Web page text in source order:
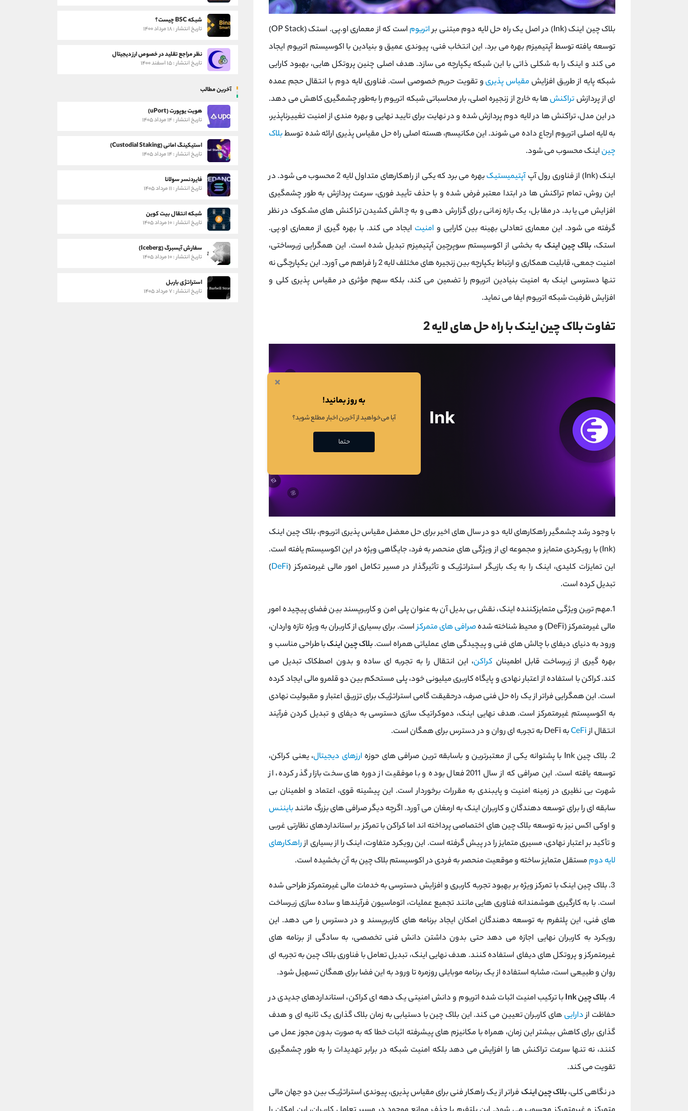
بلاک چین اینک (Ink) در اصل یک راه‌ حل لایه ‌دوم مبتنی بر اتریوم
است که از معماری او.پی. استک (OP Stack)
توسعه ‌یافته توسط آپتیمیزم بهره می ‌برد. این انتخاب فنی، پیوندی عمیق و بنیادین با اکوسیستم اتریوم ایجاد
می کند و اینک را به شکلی ذاتی با این شبکه یکپارچه می ‌سازد. هدف اصلی چنین پروتکل ‌هایی، بهبود کارایی
شبکه پایه از طریق افزایشمقیاس‌ پذیریو تقویت حریم خصوصی است. فناوری لایه ‌دوم با انتقال حجم عمده
‌ای از پردازشتراکنش‌ها به خارج از زنجیره اصلی، بار محاسباتی شبکه اتریوم را به‌طور چشمگیری کاهش می ‌دهد.
در این مدل، تراکنش‌ ها در لایه دوم پردازش شده و در نهایت برای تایید نهایی و بهره ‌مندی از امنیت تغییرناپذیر،
به لایه اصلی اتریوم ارجاع داده می ‌شوند. این مکانیسم، هسته اصلی راه‌ حل مقیاس ‌پذیری ارائه ‌شده توسطبلاک
چیناینک محسوب می ‌شود.
اینک (Ink) از فناوری رول‌ آپ
آپتیمیستیک
بهره می‌ برد که یکی از راهکارهای متداول لایه 2 محسوب می ‌شود. در
این روش، تمام تراکنش‌ ها در ابتدا معتبر فرض شده و با حذف تأیید فوری، سرعت پردازش به‌ طور چشمگیری
افزایش می ‌یابد. در مقابل، یک بازه زمانی برای گزارش‌ دهی و به چالش کشیدن تراکنش ‌های مشکوک در نظر
گرفته می‌ شود. این معماری تعادلی بهینه بین کارایی و امنیت ایجاد می کند. با بهره ‌گیری از معماری او.پی.
استک، بلاک چین اینک به بخشی از اکوسیستم سوپرچین آپتیمیزم تبدیل شده است. این همگرایی زیرساختی،
امنیت جمعی، قابلیت همکاری و ارتباط یکپارچه بین زنجیره‌ های مختلف لایه 2 را فراهم می‌ آورد. این یکپارچگی نه
تنها دسترسی اینک به امنیت بنیادین اتریوم را تضمین می کند، بلکه سهم مؤثری در مقیاس ‌پذیری کلی و
افزایش ظرفیت شبکه اتریوم ایفا می ‌نماید.
تفاوت بلاک چین اینک با راه حل های لایه 2
با وجود رشد چشمگیر راهکارهای لایه ‌دو در سال ‌های اخیر برای حل معضل مقیاس ‌پذیری اتریوم، بلاک چین اینک
(Ink) با رویکردی متمایز و مجموعه ‌ای از ویژگی‌ های منحصر به ‌فرد، جایگاهی ویژه در این اکوسیستم یافته است.
این تمایزات کلیدی، اینک را به یک بازیگر استراتژیک و تأثیرگذار در مسیر تکامل امور مالی غیرمتمرکز (DeFi
)
تبدیل کرده است.
1.مهم ‌ترین ویژگی متمایزکننده اینک، نقش بی ‌بدیل آن به عنوان پلی امن و کاربرپسند بین فضای پیچیده امور
مالی غیرمتمرکز (DeFi) و محیط شناخته ‌شده
صرافی ‌های متمرکزاست. برای بسیاری از کاربران به‌ ویژه تازه‌ واردان،
ورود به دنیای دیفای با چالش‌ های فنی و پیچیدگی ‌های عملیاتی همراه است.بلاک چین اینکبا طراحی مناسب و
بهره‌ گیری از زیرساخت قابل اطمینان کراکن، این انتقال را به تجربه ‌ای ساده و بدون اصطکاک تبدیل می
کند. کراکن با استفاده از اعتبار نهادی و پایگاه کاربری میلیونی خود، پلی مستحکم بین دو قلمرو مالی ایجاد کرده
است. این همگرایی فراتر از یک راه‌ حل فنی صرف، درحقیقت گامی استراتژیک برای تزریق اعتبار و مقبولیت نهادی
به اکوسیستم غیرمتمرکز است. هدف نهایی اینک، دموکراتیک‌ سازی دسترسی به دیفای و تبدیل کردن فرآیند
انتقال ازCeFiبه DeFi به تجربه ‌ای روان و در دسترس برای همگان است.
2. بلاک چین Ink با پشتوانه یکی از معتبرترین و باسابقه ‌ترین صرافی‌ های حوزه
ارزهای دیجیتال، یعنی کراکن،
توسعه یافته است. این صرافی که از سال 2011 فعال بوده و با موفقیت از دوره‌ های سخت بازار گذر کرده، از
شهرت بی ‌نظیری در زمینه امنیت و پایبندی به مقررات برخوردار است. این پیشینه قوی، اعتماد و اطمینان بی
‌سابقه ‌ای را برای توسعه ‌دهندگان و کاربران اینک به ارمغان می ‌آورد. اگرچه دیگر صرافی ‌های بزرگ مانندبایننس
و اوکی ‌اکس نیز به توسعه بلاک چین‌ های اختصاصی پرداخته ‌اند اما کراکن با تمرکز بر استانداردهای نظارتی غربی
و تأکید بر اعتبار نهادی، مسیری متمایز را در پیش گرفته است. این رویکرد متفاوت، اینک را از بسیاری ازراهکارهای
لایه ‌دوممستقل متمایز ساخته و موقعیت منحصر به ‌فردی در اکوسیستم بلاک چین به آن بخشیده است.
3. بلاک چین اینک با تمرکز ویژه بر بهبود تجربه کاربری و افزایش دسترسی به خدمات مالی غیرمتمرکز طراحی شده
است. با به کارگیری هوشمندانه فناوری‌ هایی مانند تجمیع عملیات، اتوماسیون فرآیندها و ساده ‌سازی زیرساخت‌
های فنی، این پلتفرم به توسعه ‌دهندگان امکان ایجاد برنامه ‌های کاربرپسند و در دسترس را می ‌دهد. این
رویکرد به کاربران نهایی اجازه می ‌دهد حتی بدون داشتن دانش فنی تخصصی، به سادگی از برنامه ‌های
غیرمتمرکز و پروتکل ‌های دیفای استفاده کنند. هدف نهایی اینک، تبدیل تعامل با فناوری بلاک چین به تجربه ‌ای
روان و طبیعی است، مشابه استفاده از یک برنامه موبایلی روزمره تا ورود به این فضا برای همگان تسهیل شود.
4. بلاک چین Ink
با ترکیب امنیت اثبات ‌شده اتریوم و دانش امنیتی یک دهه ‌ای کراکن، استانداردهای جدیدی در
حفاظت ازدارایی‌های کاربران تعیین می کند. این بلاک چین با دستیابی به زمان بلاک‌ گذاری یک ثانیه ‌ای و هدف‌
گذاری برای کاهش بیشتر این زمان، همراه با مکانیزم‌ های پیشرفته اثبات خطا که به صورت بدون مجوز عمل می
کنند، نه تنها سرعت تراکنش‌ ها را افزایش می‌ دهد بلکه امنیت شبکه در برابر تهدیدات را به طور چشمگیری
تقویت می کند.
در نگاهی کلی،بلاک چین اینکفراتر از یک راهکار فنی برای مقیاس ‌پذیری، پیوندی استراتژیک بین دو جهان مالی
شبکه BSC چیست؟
تاریخ انتشار : ۱۸ مرداد ۱۴۰۰
نظر مراجع تقلید در خصوص ارز دیجیتال
تاریخ انتشار : ۱۵ اسفند ۱۴۰۰
آخرین مطالب
هویت یوپورت (uPort)
تاریخ انتشار : ۱۴ مرداد ۱۴۰۵
استیکینگ امانی (Custodial Staking)
تاریخ انتشار : ۱۴ مرداد ۱۴۰۵
فایردنسر سولانا
تاریخ انتشار : ۱۱ مرداد ۱۴۰۵
شبکه انتقال بیت کوین
تاریخ انتشار : ۱۰ مرداد ۱۴۰۵
سفارش آیسبرگ (Iceberg)
تاریخ انتشار : ۱۰ مرداد ۱۴۰۵
استراتژی باربل
تاریخ انتشار : ۷ مرداد ۱۴۰۵
×
به روز بمانید!
آیا می‌خواهید از آخرین اخبار مطلع شوید؟
حتما